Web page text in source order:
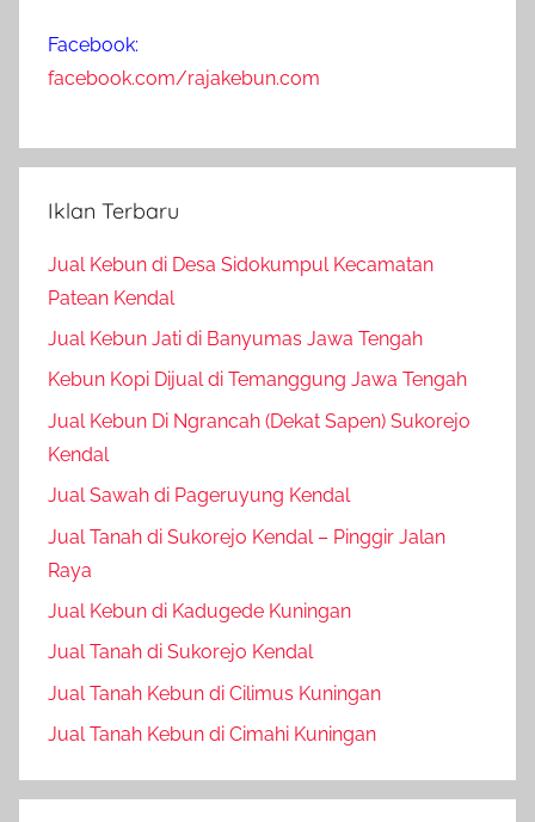
1
9
Facebook:
facebook.com/rajakebun.com
Iklan Terbaru
Jual Kebun di Desa Sidokumpul Kecamatan
Patean Kendal
Jual Kebun Jati di Banyumas Jawa Tengah
Kebun Kopi Dijual di Temanggung Jawa Tengah
Jual Kebun Di Ngrancah (Dekat Sapen) Sukorejo
Kendal
Jual Sawah di Pageruyung Kendal
Jual Tanah di Sukorejo Kendal – Pinggir Jalan
Raya
Jual Kebun di Kadugede Kuningan
Jual Tanah di Sukorejo Kendal
Jual Tanah Kebun di Cilimus Kuningan
Jual Tanah Kebun di Cimahi Kuningan